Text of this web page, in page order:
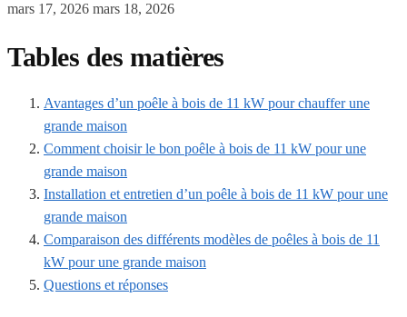
mars 17, 2026 mars 18, 2026
Tables des matières
Avantages d’un poêle à bois de 11 kW pour chauffer une
grande maison
Comment choisir le bon poêle à bois de 11 kW pour une
grande maison
Installation et entretien d’un poêle à bois de 11 kW pour une
grande maison
Comparaison des différents modèles de poêles à bois de 11
kW pour une grande maison
Questions et réponses